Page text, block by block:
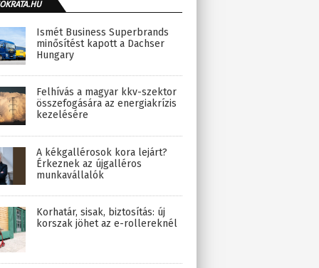
Ismét Business Superbrands
minősítést kapott a Dachser
Hungary
Felhívás a magyar kkv-szektor
összefogására az energiakrízis
kezelésére
A kékgallérosok kora lejárt?
Érkeznek az újgalléros
munkavállalók
Korhatár, sisak, biztosítás: új
korszak jöhet az e-rollereknél